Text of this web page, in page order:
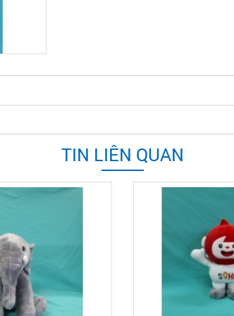
TIN LIÊN QUAN